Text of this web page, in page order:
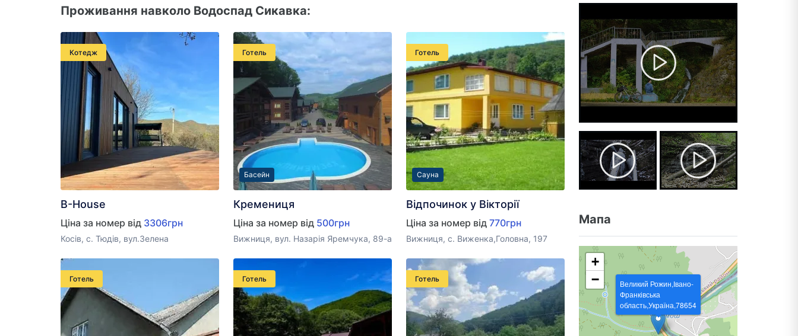
Проживання навколо Водоспад Сикавка:
Котедж
B-House
Ціна за номер від 3306грн
Косів, с. Тюдів, вул.Зелена
Готель
Басейн
Кремениця
Ціна за номер від 500грн
Вижниця, вул. Назарія Яремчука, 89-а
Готель
Сауна
Відпочинок у Вікторії
Ціна за номер від 770грн
Вижниця, с. Виженка,Головна, 197
Готель Готель Готель
Мапа
Великий Рожин,Івано-
Франківська
область,Україна,78654
+
−